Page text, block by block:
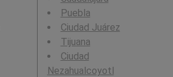
Puebla
Ciudad Juárez
Tijuana
Ciudad
Nezahualcoyotl